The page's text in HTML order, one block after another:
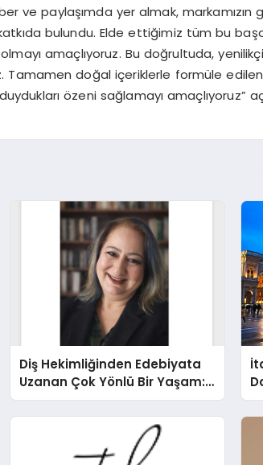
ve paylaşımda yer almak, markamızın
bulundu. Elde ettiğimiz tüm bu
olmayı amaçlıyoruz. Bu doğrultuda,
doğal içeriklerle formüle
özeni sağlamayı amaçlıyoruz”
Diş Hekimliğinden Edebiyata
Uzanan Çok Yönlü Bir Yaşam:
Yeşim Şahin Yaman